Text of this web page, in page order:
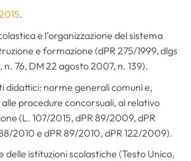
.
e l’organizzazione del sistema
e formazione (dPR 275/1999, dlgs
76, DM 22 agosto 2007, n. 139).
didattici: norme generali comuni e,
procedure concorsuali, al relativo
(L. 107/2015, dPR 89/2009, dPR
2010 e dPR 89/2010, dPR 122/2009).
delle istituzioni scolastiche (Testo Unico,